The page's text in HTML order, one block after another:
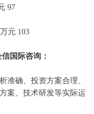
97
元 103
国际咨询：
确、投资方案合理、
案、技术研发等实际运